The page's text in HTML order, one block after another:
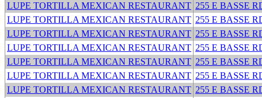
LUPE TORTILLA MEXICAN RESTAURANT 255 E BASSE
LUPE TORTILLA MEXICAN RESTAURANT 255 E BASSE
LUPE TORTILLA MEXICAN RESTAURANT 255 E BASSE
LUPE TORTILLA MEXICAN RESTAURANT 255 E BASSE
LUPE TORTILLA MEXICAN RESTAURANT 255 E BASSE
LUPE TORTILLA MEXICAN RESTAURANT 255 E BASSE
LUPE TORTILLA MEXICAN RESTAURANT 255 E BASSE